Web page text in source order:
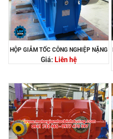
HỘP GIẢM TỐC CÔNG NGHIỆP NẶNG
Giá: Liên hệ